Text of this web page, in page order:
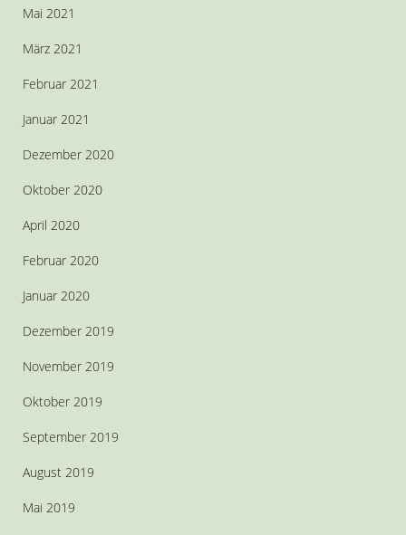
Mai 2021
März 2021
Februar 2021
Januar 2021
Dezember 2020
Oktober 2020
April 2020
Februar 2020
Januar 2020
Dezember 2019
November 2019
Oktober 2019
September 2019
August 2019
Mai 2019